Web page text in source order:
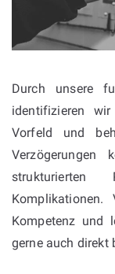
Durch unsere
identifizieren
Vorfeld und
Verzögerungen
strukturierten
Kompetenz und
gerne auch direkt